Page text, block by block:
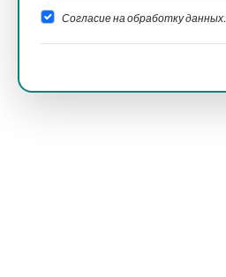
Согласие на обработку данных.